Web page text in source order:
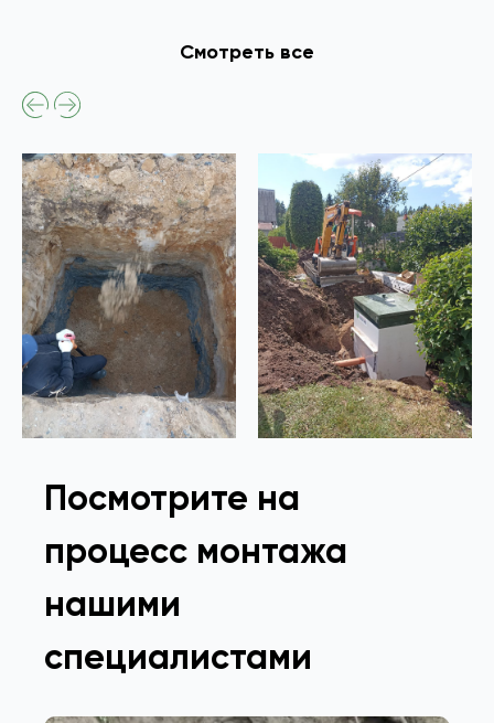
Смотреть все
Посмотрите на
процесс монтажа
нашими
специалистами